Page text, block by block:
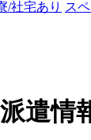
/社宅あり ス
遣情